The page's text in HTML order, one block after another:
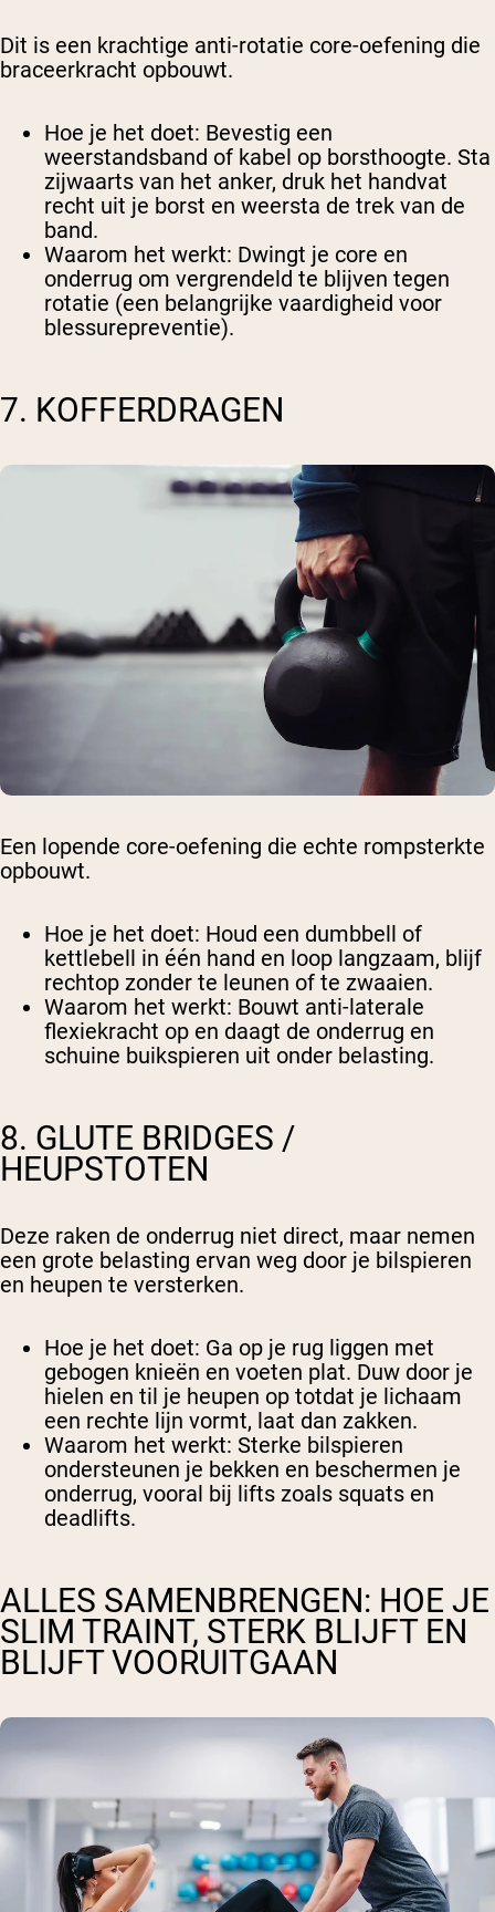
Dit is een krachtige anti-rotatie core-oefening die
braceerkracht opbouwt.
Hoe je het doet: Bevestig een
weerstandsband of kabel op borsthoogte. Sta
zijwaarts van het anker, druk het handvat
recht uit je borst en weersta de trek van de
band.
Waarom het werkt: Dwingt je core en
onderrug om vergrendeld te blijven tegen
rotatie (een belangrijke vaardigheid voor
blessurepreventie).
7. KOFFERDRAGEN
Een lopende core-oefening die echte rompsterkte
opbouwt.
Hoe je het doet: Houd een dumbbell of
kettlebell in één hand en loop langzaam, blijf
rechtop zonder te leunen of te zwaaien.
Waarom het werkt: Bouwt anti-laterale
flexiekracht op en daagt de onderrug en
schuine buikspieren uit onder belasting.
8. GLUTE BRIDGES /
HEUPSTOTEN
Deze raken de onderrug niet direct, maar nemen
een grote belasting ervan weg door je bilspieren
en heupen te versterken.
Hoe je het doet: Ga op je rug liggen met
gebogen knieën en voeten plat. Duw door je
hielen en til je heupen op totdat je lichaam
een rechte lijn vormt, laat dan zakken.
Waarom het werkt: Sterke bilspieren
ondersteunen je bekken en beschermen je
onderrug, vooral bij lifts zoals squats en
deadlifts.
ALLES SAMENBRENGEN: HOE JE
SLIM TRAINT, STERK BLIJFT EN
BLIJFT VOORUITGAAN